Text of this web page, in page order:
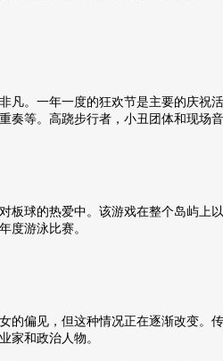
凡。一年一度的狂欢节是主要的庆
奏等。高跷步行者，小丑团体和现场
板球的热爱中。该游戏在整个岛屿上
度游泳比赛。
的偏见，但这种情况正在逐渐改变
家和政治人物。